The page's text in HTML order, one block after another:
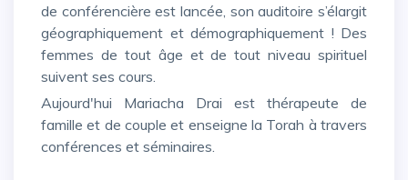
de conférencière est lancée, son auditoire s’élargit
géographiquement et démographiquement ! Des
femmes de tout âge et de tout niveau spirituel
suivent ses cours.
Aujourd'hui Mariacha Drai est thérapeute de
famille et de couple et enseigne la Torah à travers
conférences et séminaires.